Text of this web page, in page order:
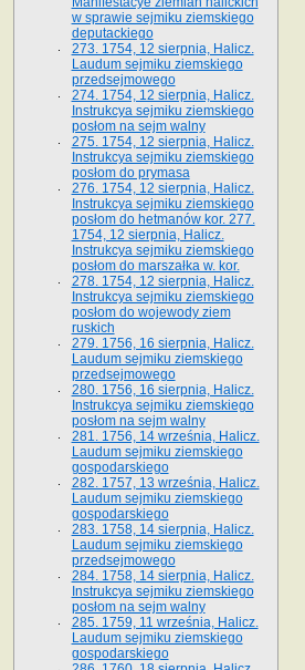
w sprawie sejmiku ziemskiego
deputackiego
273. 1754, 12 sierpnia, Halicz.
Laudum sejmiku ziemskiego
przedsejmowego
274. 1754, 12 sierpnia, Halicz.
Instrukcya sejmiku ziemskiego
posłom na sejm walny
275. 1754, 12 sierpnia, Halicz.
Instrukcya sejmiku ziemskiego
posłom do prymasa
276. 1754, 12 sierpnia, Halicz.
Instrukcya sejmiku ziemskiego
posłom do hetmanów kor. 277.
1754, 12 sierpnia, Halicz.
Instrukcya sejmiku ziemskiego
posłom do marszałka w. kor.
278. 1754, 12 sierpnia, Halicz.
Instrukcya sejmiku ziemskiego
posłom do wojewody ziem
ruskich
279. 1756, 16 sierpnia, Halicz.
Laudum sejmiku ziemskiego
przedsejmowego
280. 1756, 16 sierpnia, Halicz.
Instrukcya sejmiku ziemskiego
posłom na sejm walny
281. 1756, 14 września, Halicz.
Laudum sejmiku ziemskiego
gospodarskiego
282. 1757, 13 września, Halicz.
Laudum sejmiku ziemskiego
gospodarskiego
283. 1758, 14 sierpnia, Halicz.
Laudum sejmiku ziemskiego
przedsejmowego
284. 1758, 14 sierpnia, Halicz.
Instrukcya sejmiku ziemskiego
posłom na sejm walny
285. 1759, 11 września, Halicz.
Laudum sejmiku ziemskiego
gospodarskiego